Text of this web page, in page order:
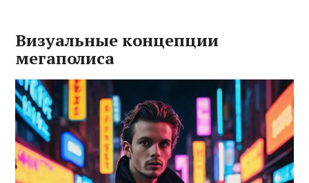
Визуальные концепции
мегаполиса